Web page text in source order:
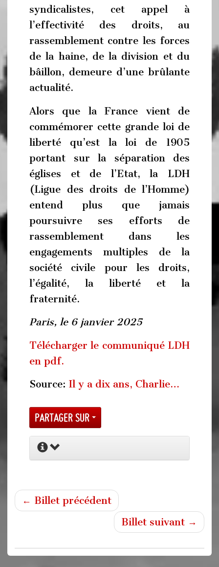
syndicalistes, cet appel à
l’effectivité des droits, au
rassemblement contre les forces
de la haine, de la division et du
bâillon, demeure d’une brûlante
actualité.
Alors que la France vient de
commémorer cette grande loi de
liberté qu’est la loi de 1905
portant sur la séparation des
églises et de l’Etat, la LDH
(Ligue des droits de l’Homme)
entend plus que jamais
poursuivre ses efforts de
rassemblement dans les
engagements multiples de la
société civile pour les droits,
l’égalité, la liberté et la
fraternité.
Paris, le 6 janvier 2025
Télécharger le communiqué LDH
en pdf.
Source: Il y a dix ans, Charlie…
Partager sur
← Billet précédent
Billet suivant →